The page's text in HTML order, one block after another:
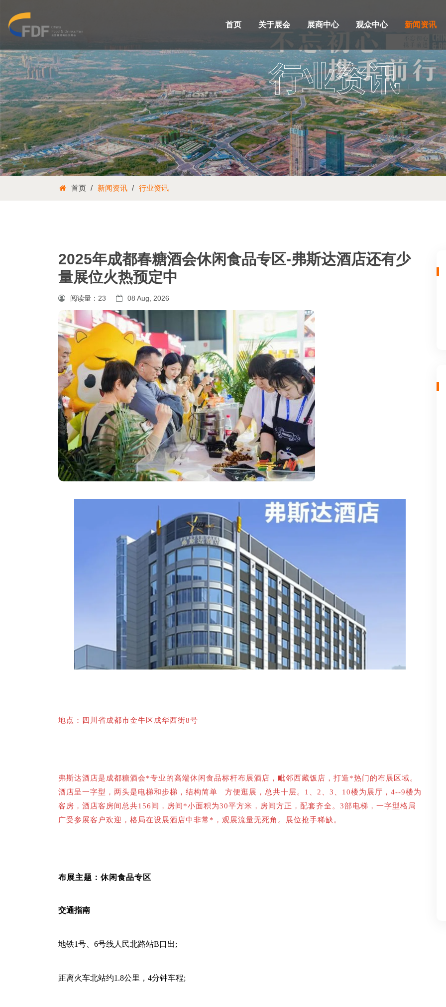
首页 关于展会 展商中心 观众中心 新闻资讯
行业资讯
首页 新闻资讯 行业资讯
2025年成都春糖酒会休闲食品专区-弗斯达酒店还有少
量展位火热预定中
阅读量： 23 08 Aug, 2026
地点：四川省成都市金牛区成华西街8号
弗斯达酒店是 成都糖酒会*专业的高端休闲食品标杆布展酒店，毗邻西藏饭店，打造*热门的布展区域。
酒店呈一字型，两头是电梯和步梯，结构简单 方便逛展，总共十层。1、2、3、10楼为展厅，4--9楼为
客房，酒店客房间总共156间，房间*小面积为30平方米，房间方正，配套齐全。3部电梯，一字型格局
广受参展客户欢迎，格局在设展酒店中非常*，观展流量无死角。展位抢手稀缺。
布展主题：休闲食品专区
交通指南
地铁1号、6号线人民北路站B口出;
距离火车北站约1.8公里，4分钟车程;